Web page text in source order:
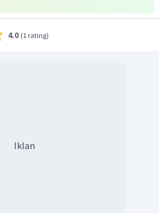
4.0 (1 rating)
Iklan